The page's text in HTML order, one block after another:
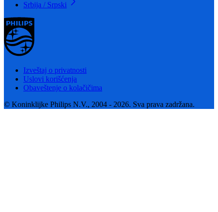
Srbija / Srpski
Izveštaj o privatnosti
Uslovi korišćenja
Obaveštenje o kolačičima
© Koninklijke Philips N.V., 2004 - 2026. Sva prava zadržana.